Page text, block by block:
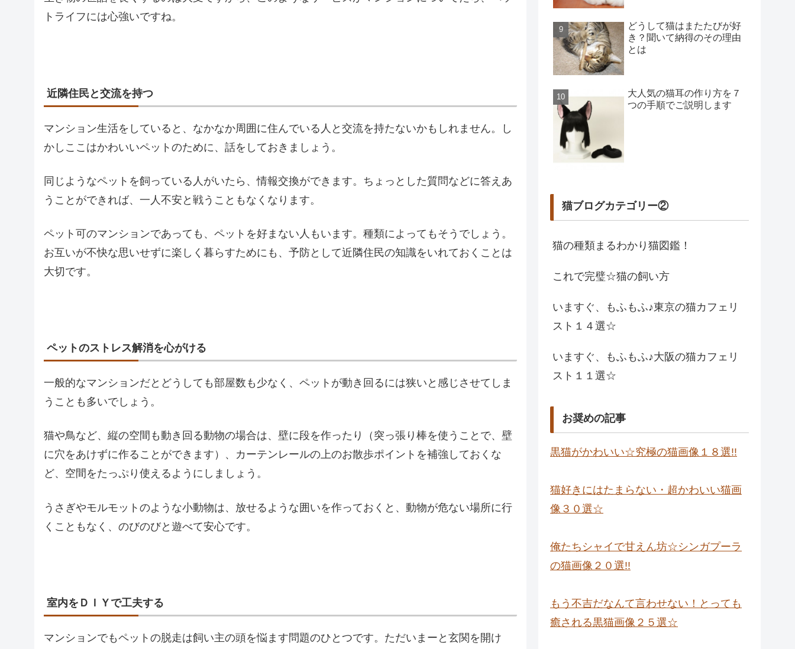
トライフには心強いですね。
近隣住民と交流を持つ
マンション生活をしていると、なかなか周囲に住んでいる人と交流を持たないかもしれません。し
かしここはかわいいペットのために、話をしておきましょう。
同じようなペットを飼っている人がいたら、情報交換ができます。ちょっとした質問などに答えあ
うことができれば、一人不安と戦うこともなくなります。
ペット可のマンションであっても、ペットを好まない人もいます。種類によってもそうでしょう。
お互いが不快な思いせずに楽しく暮らすためにも、予防として近隣住民の知識をいれておくことは
大切です。
ペットのストレス解消を心がける
一般的なマンションだとどうしても部屋数も少なく、ペットが動き回るには狭いと感じさせてしま
うことも多いでしょう。
猫や鳥など、縦の空間も動き回る動物の場合は、壁に段を作ったり（突っ張り棒を使うことで、壁
に穴をあけずに作ることができます）、カーテンレールの上のお散歩ポイントを補強しておくな
ど、空間をたっぷり使えるようにしましょう。
うさぎやモルモットのような小動物は、放せるような囲いを作っておくと、動物が危ない場所に行
くこともなく、のびのびと遊べて安心です。
室内をＤＩＹで工夫する
マンションでもペットの脱走は飼い主の頭を悩ます問題のひとつです。ただいまーと玄関を開け
どうして猫はまたたびが好
き？聞いて納得のその理由
とは
大人気の猫耳の作り方を７
つの手順でご説明します
猫ブログカテゴリー②
猫の種類まるわかり猫図鑑！
これで完璧☆猫の飼い方
いますぐ、もふもふ♪東京の猫カフェリ
スト１４選☆
いますぐ、もふもふ♪大阪の猫カフェリ
スト１１選☆
お奨めの記事
黒猫がかわいい☆究極の猫画像１８選!!
猫好きにはたまらない・超かわいい猫画
像３０選☆
俺たちシャイで甘えん坊☆シンガプーラ
の猫画像２０選!!
もう不吉だなんて言わせない！とっても
癒される黒猫画像２５選☆